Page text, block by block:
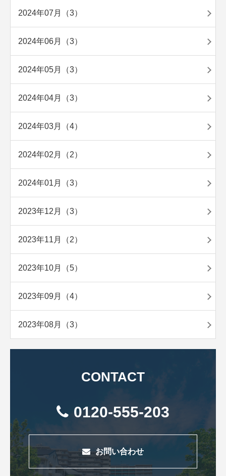
2024年07月（3）
2024年06月（3）
2024年05月（3）
2024年04月（3）
2024年03月（4）
2024年02月（2）
2024年01月（3）
2023年12月（3）
2023年11月（2）
2023年10月（5）
2023年09月（4）
2023年08月（3）
CONTACT
0120-555-203
お問い合わせ